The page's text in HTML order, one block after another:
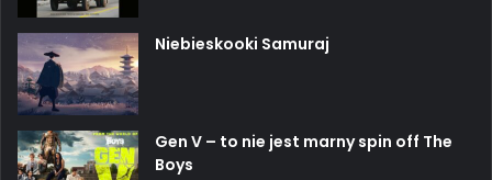
Niebieskooki Samuraj
Gen V – to nie jest marny spin off The
Boys